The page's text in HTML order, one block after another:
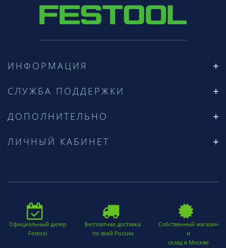
ИНФОРМАЦИЯ
СЛУЖБА ПОДДЕРЖКИ
ДОПОЛНИТЕЛЬНО
ЛИЧНЫЙ КАБИНЕТ
Официальный дилер
Festool
Бесплатная доставка
по всей России
Собственный магазин
и
склад в Москве